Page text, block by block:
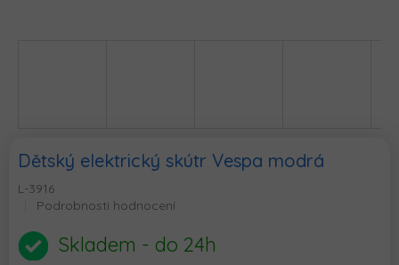
Dětský elektrický skútr Vespa modrá
L-3916
Průměrné
produktu
je
Podrobnosti hodnocení
Skladem - do 24h